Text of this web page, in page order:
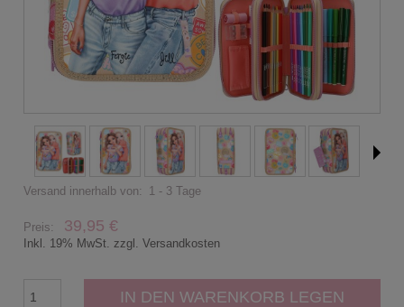
Versand innerhalb von: 1 - 3 Tage
Preis: 39,95 €
Inkl. 19% MwSt. zzgl. Versandkosten
IN DEN WARENKORB LEGEN